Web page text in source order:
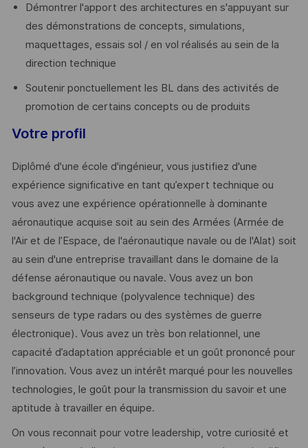
Démontrer l'apport des architectures en s'appuyant sur
des démonstrations de concepts, simulations,
maquettages, essais sol / en vol réalisés au sein de la
direction technique
Soutenir ponctuellement les BL dans des activités de
promotion de certains concepts ou de produits
Votre profil
Diplômé d'une école d'ingénieur, vous justifiez d'une
expérience significative en tant qu’expert technique ou
vous avez une expérience opérationnelle à dominante
aéronautique acquise soit au sein des Armées (Armée de
l'Air et de l’Espace, de l'aéronautique navale ou de l'Alat) soit
au sein d'une entreprise travaillant dans le domaine de la
défense aéronautique ou navale. Vous avez un bon
background technique (polyvalence technique) des
senseurs de type radars ou des systèmes de guerre
électronique). Vous avez un très bon relationnel, une
capacité d’adaptation appréciable et un goût prononcé pour
l’innovation. Vous avez un intérêt marqué pour les nouvelles
technologies, le goût pour la transmission du savoir et une
aptitude à travailler en équipe.
On vous reconnait pour votre leadership, votre curiosité et